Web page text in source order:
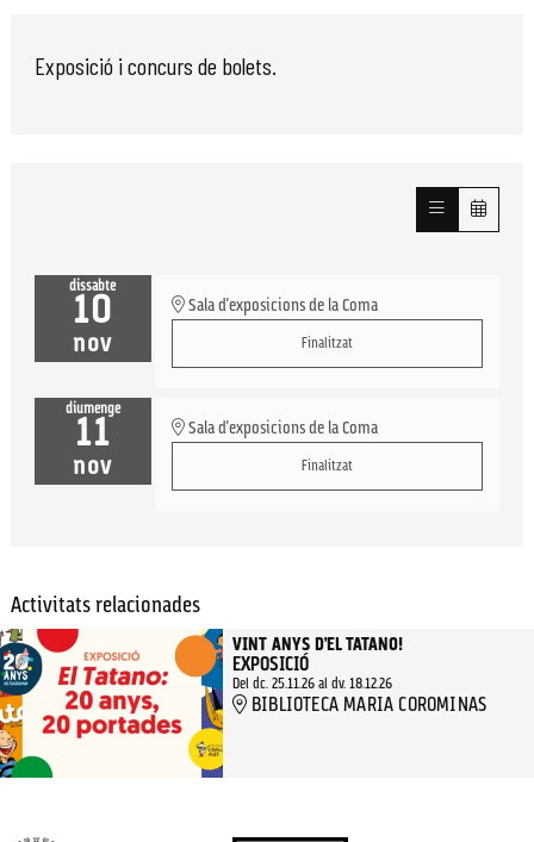
Exposició i concurs de bolets.
dissabte
10
nov
Sala d'exposicions de la Coma
Finalitzat
diumenge
11
nov
Sala d'exposicions de la Coma
Finalitzat
Activitats relacionades
VINT ANYS D’EL TATANO!
EXPOSICIÓ
Del dc. 25.11.26al dv. 18.12.26
BIBLIOTECA MARIA COROMINAS